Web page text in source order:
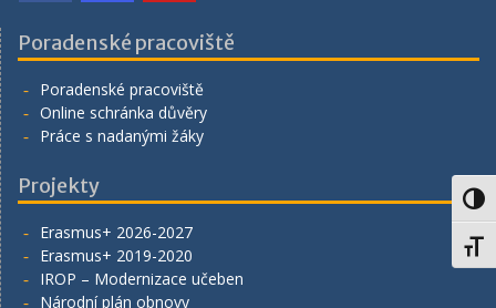
Poradenské pracoviště
Poradenské pracoviště
Online schránka důvěry
Práce s nadanými žáky
Projekty
Erasmus+ 2026-2027
Erasmus+ 2019-2020
IROP – Modernizace učeben
Národní plán obnovy